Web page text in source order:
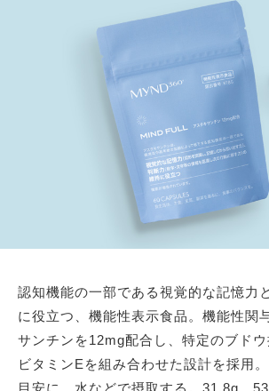
認知機能の一部である視覚的な記憶力
に役立つ、機能性表示食品。機能性関
サンチンを12mg配合し、特定のブド
ビタミンEを組み合わせた設計を採用